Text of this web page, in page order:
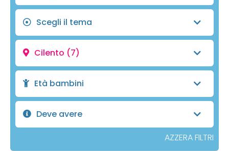
Scegli il tema
Cilento (7)
Età bambini
Deve avere
AZZERA FILTRI